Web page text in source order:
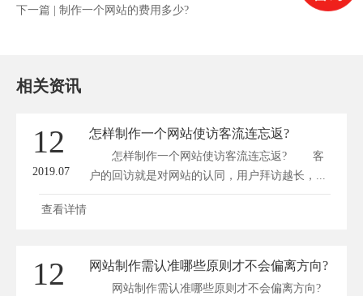
下一篇 | 制作一个网站的费用多少?
相关资讯
12
2019.07
怎样制作一个网站使访客流连忘返?
怎样制作一个网站使访客流连忘返? 客
户的回访就是对网站的认同，用户拜访越长，...
查看详情
12 网站制作需认准哪些原则才不会偏离方向?
网站制作需认准哪些原则才不会偏离方向?